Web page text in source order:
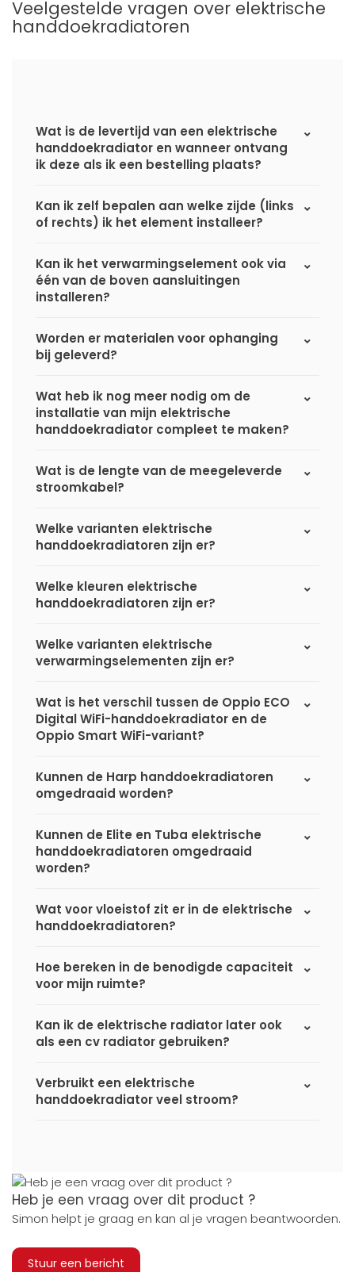
Veelgestelde vragen over elektrische
handdoekradiatoren
Wat is de levertijd van een elektrische
handdoekradiator en wanneer ontvang
ik deze als ik een bestelling plaats?
Kan ik zelf bepalen aan welke zijde (links
of rechts) ik het element installeer?
Kan ik het verwarmingselement ook via
één van de boven aansluitingen
installeren?
Worden er materialen voor ophanging
bij geleverd?
Wat heb ik nog meer nodig om de
installatie van mijn elektrische
handdoekradiator compleet te maken?
Wat is de lengte van de meegeleverde
stroomkabel?
Welke varianten elektrische
handdoekradiatoren zijn er?
Welke kleuren elektrische
handdoekradiatoren zijn er?
Welke varianten elektrische
verwarmingselementen zijn er?
Wat is het verschil tussen de Oppio ECO
Digital WiFi-handdoekradiator en de
Oppio Smart WiFi-variant?
Kunnen de Harp handdoekradiatoren
omgedraaid worden?
Kunnen de Elite en Tuba elektrische
handdoekradiatoren omgedraaid
worden?
Wat voor vloeistof zit er in de elektrische
handdoekradiatoren?
Hoe bereken in de benodigde capaciteit
voor mijn ruimte?
Kan ik de elektrische radiator later ook
als een cv radiator gebruiken?
Verbruikt een elektrische
handdoekradiator veel stroom?
Heb je een vraag over dit product ?
Simon helpt je graag en kan al je vragen beantwoorden.
Stuur een bericht